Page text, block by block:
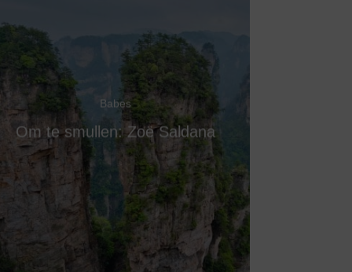
Babes
Om te smullen: Zoë Saldana